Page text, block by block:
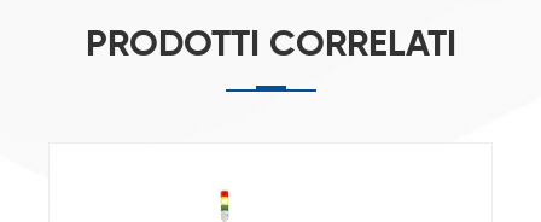
PRODOTTI CORRELATI